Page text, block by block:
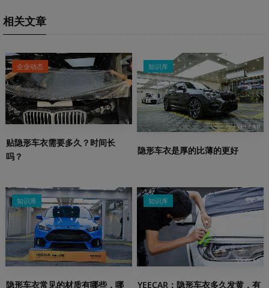
相关文章
企业动态
贴隐形车衣需要多久？时间长
吗？
知识库
隐形车衣是厚的比薄的更好
知识库
隐形车衣常见的材质有哪些，哪
知识库
YEECAR：隐形车衣多久发黄，有